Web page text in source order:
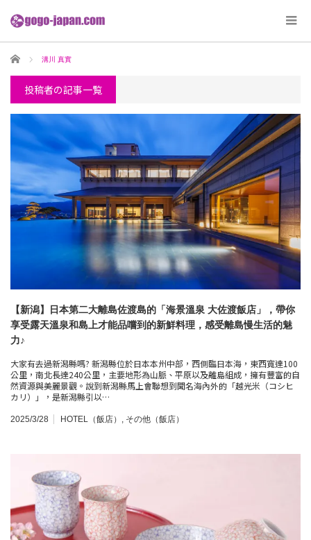
ホーム 溝川 真實
投稿者の記事一覧
【新潟】日本第二大離島佐渡島的「海景溫泉 大佐渡飯店」，帶你
享受露天溫泉和島上才能品嚐到的新鮮料理，感受離島慢生活的魅
力♪
大家有去過新潟縣嗎? 新潟縣位於日本本州中部，西側臨日本海，東西寬達100
公里，南北長達240公里，主要地形為山脈、平原以及離島組成，擁有豐富的自
然資源與美麗景觀。說到新潟縣馬上會聯想到聞名海內外的「越光米（コシヒ
カリ）」，是新潟縣引以…
2025/3/28 HOTEL（飯店） , その他（飯店）